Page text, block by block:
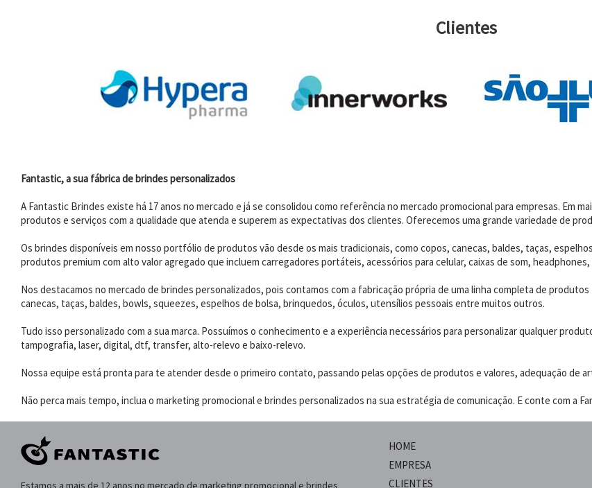
Clientes
Fantastic, a sua fábrica de brindes personalizados
A Fantastic Brindes existe há 17 anos no mercado e já se consolidou como referência no mercado promocional para empresas. Em
produtos e serviços com a qualidade que atenda e superem as expectativas dos clientes. Oferecemos uma grande variedade de
Os brindes disponíveis em nosso portfólio de produtos vão desde os mais tradicionais, como copos, canecas, baldes, taças,
produtos premium com alto valor agregado que incluem carregadores portáteis, acessórios para celular, caixas de som,
Nos destacamos no mercado de brindes personalizados, pois contamos com a fabricação própria de uma linha completa de
canecas, taças, baldes, bowls, squeezes, espelhos de bolsa, brinquedos, óculos, utensílios pessoais entre muitos outros.
Tudo isso personalizado com a sua marca. Possuímos o conhecimento e a experiência necessários para personalizar qualquer
tampografia, laser, digital, dtf, transfer, alto-relevo e baixo-relevo.
Nossa equipe está pronta para te atender desde o primeiro contato, passando pelas opções de produtos e valores, adequação de
Não perca mais tempo, inclua o marketing promocional e brindes personalizados na sua estratégia de comunicação. E conte com a
Estamos a mais de 12 anos no mercado de marketing promocional e brindes
HOME
EMPRESA
CLIENTES